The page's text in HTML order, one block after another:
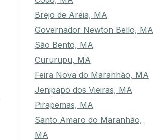
Brejo de Areia, MA
Governador Newton Bello, MA
São Bento, MA
Cururupu, MA
Feira Nova do Maranhão, MA
Jenipapo dos Vieiras, MA
Pirapemas, MA
Santo Amaro do Maranhão,
MA